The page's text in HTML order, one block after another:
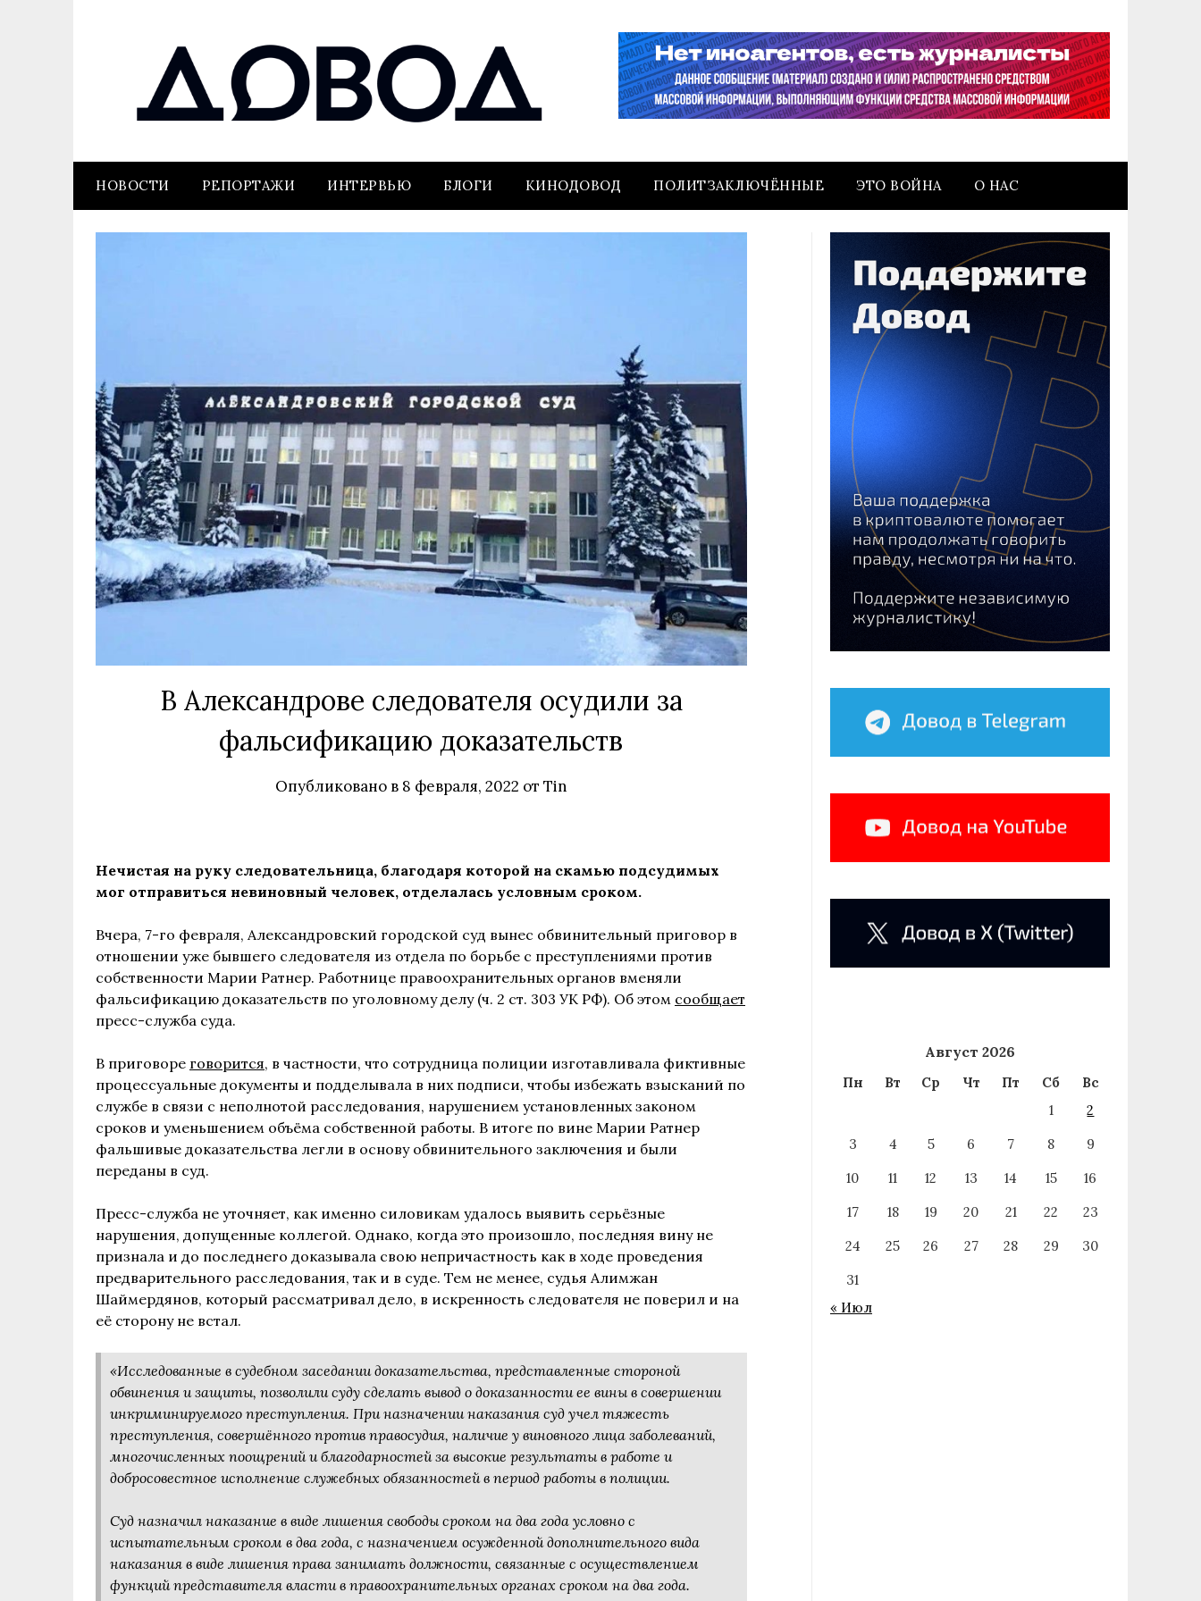
НОВОСТИ РЕПОРТАЖИ ИНТЕРВЬЮ БЛОГИ КИНОДОВОД ПОЛИТЗАКЛЮЧЁННЫЕ ЭТО ВОЙНА О НАС
В Александрове следователя осудили за
фальсификацию доказательств
Опубликовано в 8 февраля, 2022 от Tin
Нечистая на руку следовательница, благодаря которой на скамью подсудимых
мог отправиться невиновный человек, отделалась условным сроком.
Вчера, 7-го февраля, Александровский городской суд вынес обвинительный приговор в
отношении уже бывшего следователя из отдела по борьбе с преступлениями против
собственности Марии Ратнер. Работнице правоохранительных органов вменяли
фальсификацию доказательств по уголовному делу (ч. 2 ст. 303 УК РФ). Об этом сообщает
пресс-служба суда.
В приговоре говорится, в частности, что сотрудница полиции изготавливала фиктивные
процессуальные документы и подделывала в них подписи, чтобы избежать взысканий по
службе в связи с неполнотой расследования, нарушением установленных законом
сроков и уменьшением объёма собственной работы. В итоге по вине Марии Ратнер
фальшивые доказательства легли в основу обвинительного заключения и были
переданы в суд.
Пресс-служба не уточняет, как именно силовикам удалось выявить серьёзные
нарушения, допущенные коллегой. Однако, когда это произошло, последняя вину не
признала и до последнего доказывала свою непричастность как в ходе проведения
предварительного расследования, так и в суде. Тем не менее, судья Алимжан
Шаймердянов, который рассматривал дело, в искренность следователя не поверил и на
её сторону не встал.
«Исследованные в судебном заседании доказательства, представленные стороной
обвинения и защиты, позволили суду сделать вывод о доказанности ее вины в совершении
инкриминируемого преступления. При назначении наказания суд учел тяжесть
преступления, совершённого против правосудия, наличие у виновного лица заболеваний,
многочисленных поощрений и благодарностей за высокие результаты в работе и
добросовестное исполнение служебных обязанностей в период работы в полиции.
Суд назначил наказание в виде лишения свободы сроком на два года условно с
испытательным сроком в два года, с назначением осужденной дополнительного вида
наказания в виде лишения права занимать должности, связанные с осуществлением
функций представителя власти в правоохранительных органах сроком на два года.
Август 2026
Пн Вт Ср Чт Пт Сб
Вс
1
2
3
4 5 6 7 8
9
10
11 12 13 14 15
16
17
18 19 20 21 22
23
24
25 26 27 28 29
30
31
« Июл